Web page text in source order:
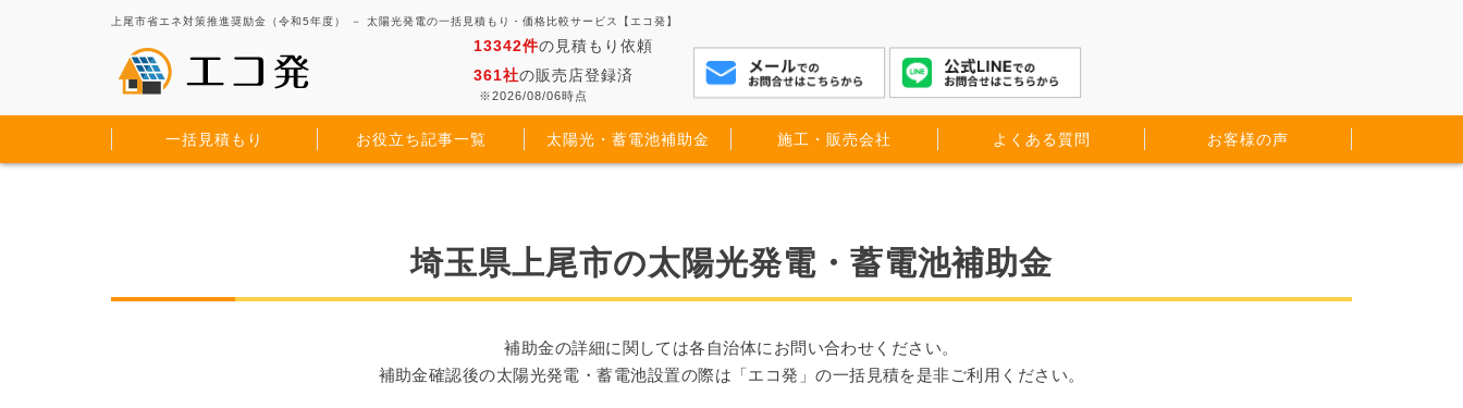
上尾市省エネ対策推進奨励金（令和5年度） － 太陽光発電の一括見積もり・価格比較サービス【エコ発】
13342件の見積もり依頼
361社の販売店登録済
※2026/08/06時点
一括見積もり お役立ち記事一覧 太陽光・蓄電池補助金 施工・販売会社 よくある質問 お客様の声
埼玉県上尾市の太陽光発電・蓄電池補助金
補助金の詳細に関しては各自治体にお問い合わせください。
補助金確認後の太陽光発電・蓄電池設置の際は「エコ発」の一括見積を是非ご利用ください。